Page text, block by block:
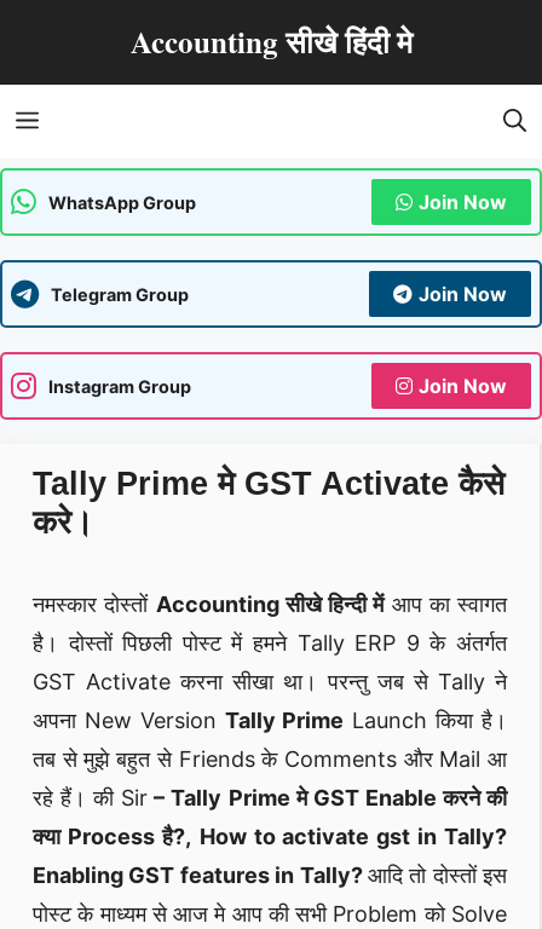
Accounting सीखे हिंदी मे
Menu
WhatsApp Group Join Now
Telegram Group Join Now
Instagram Group Join Now
Tally Prime मे GST Activate कैसे
करे।
नमस्कार दोस्तों Accounting सीखे हिन्दी मेंआप का स्वागत
है। दोस्तों पिछली पोस्ट में हमने Tally ERP 9 के अंतर्गत
GST Activate करना सीखा था। परन्तु जब से Tally ने
अपना New Version Tally Prime Launch किया है।
तब से मुझे बहुत से Friends के Comments और Mail आ
रहे हैं। की Sir – Tally Prime मे GST Enable करने की
क्या Process है?, How to activate gst in Tally?
Enabling GST features in Tally?आदि तो दोस्तों इस
पोस्ट के माध्यम से आज मे आप की सभी Problem को Solve